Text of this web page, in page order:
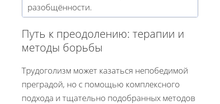
разобщённости.
Путь к преодолению: терапии и
методы борьбы
Трудоголизм может казаться непобедимой
преградой, но с помощью комплексного
подхода и тщательно подобранных методов